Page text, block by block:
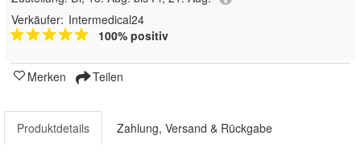
Verkäufer: Intermedical24
100% positiv
Merken Teilen
Produktdetails Zahlung, Versand & Rückgabe